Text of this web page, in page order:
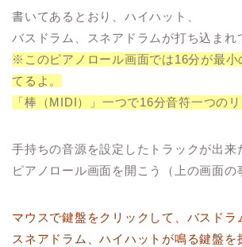
書いてあるとおり、ハイハット、
バスドラム、スネアドラムが打ち込まれ
※このピアノロール画面では16分が最小
てるよ。
「棒（MIDI）」一つで16分音符一つの
手持ちの音源を設定したトラックが出来
ピアノロール画面を開こう（上の画面の
マウスで鍵盤をクリックして、バスドラ
スネアドラム、ハイハットが鳴る鍵盤を